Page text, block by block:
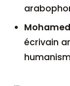
écrivain